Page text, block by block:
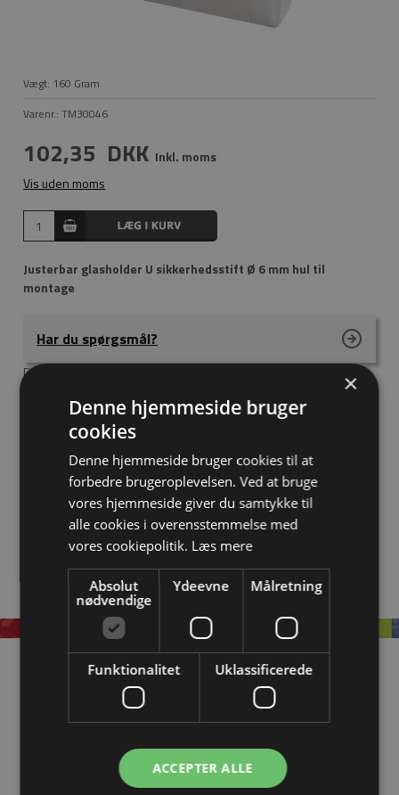
Vægt: 160 Gram
Varenr.:TM30046
102,35 DKK Inkl. moms
Vis uden moms
Justerbar glasholder U sikkerhedsstift Ø 6 mm hul til
montage
Har du spørgsmål?
D-formet glasholder, 52x40 mm til plan montage
Dimension
52 x 40mm
Materiale
Overflade
Rustfri look
Glastykkelse
6 - 8mm
Til montage på
Planflade
Information
OM EASYSTEEL
BLIV FORHANDLER
×
Denne hjemmeside bruger
cookies
Denne hjemmeside bruger cookies til at
forbedre brugeroplevelsen. Ved at bruge
vores hjemmeside giver du samtykke til
alle cookies i overensstemmelse med
vores cookiepolitik. Læs mere
Absolut
nødvendige
Ydeevne Målretning
Funktionalitet Uklassificerede
ACCEPTER ALLE